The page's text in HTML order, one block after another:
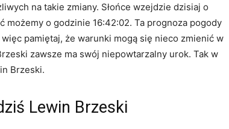
na takie zmiany. Słońce wzejdzie dzisiaj o
możemy o godzinie 16:42:02. Ta prognoza pogody
więc pamiętaj, że warunki mogą się nieco zmienić w
zawsze ma swój niepowtarzalny urok. Tak w
Brzeski.
Lewin Brzeski